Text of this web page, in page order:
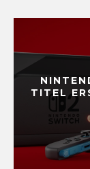
TITEL